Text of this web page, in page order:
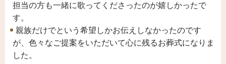
担当の方も一緒に歌ってくださったのが嬉しかったで
す。
親族だけでという希望しかお伝えしなかったのです
が、色々なご提案をいただいて心に残るお葬式になりま
した。